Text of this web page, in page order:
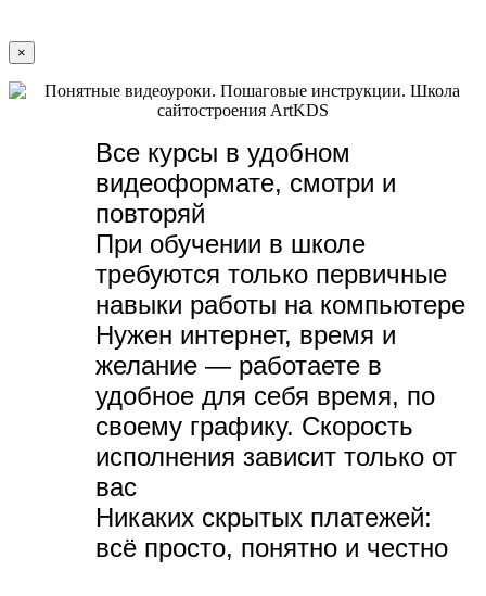
×
Все курсы в удобном
видеоформате, смотри и
повторяй
При обучении в школе
требуются только первичные
навыки работы на компьютере
Нужен интернет, время и
желание — работаете в
удобное для себя время, по
своему графику. Скорость
исполнения зависит только от
вас
Никаких скрытых платежей:
всё просто, понятно и честно